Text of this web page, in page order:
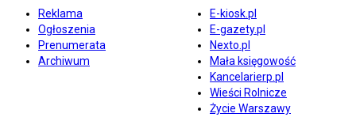
Reklama
Ogłoszenia
Prenumerata
Archiwum
E-kiosk.pl
E-gazety.pl
Nexto.pl
Mała księgowość
Kancelarierp.pl
Wieści Rolnicze
Życie Warszawy